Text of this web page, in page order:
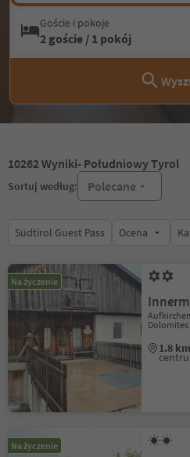
Goście i pokoje
2 goście / 1 pokój
10262Wyniki- Południowy Tyrol
Sortuj według: Polecane
Südtirol Guest Pass Ocena
Na życzenie
Dolomites
1.8 km
Na życzenie